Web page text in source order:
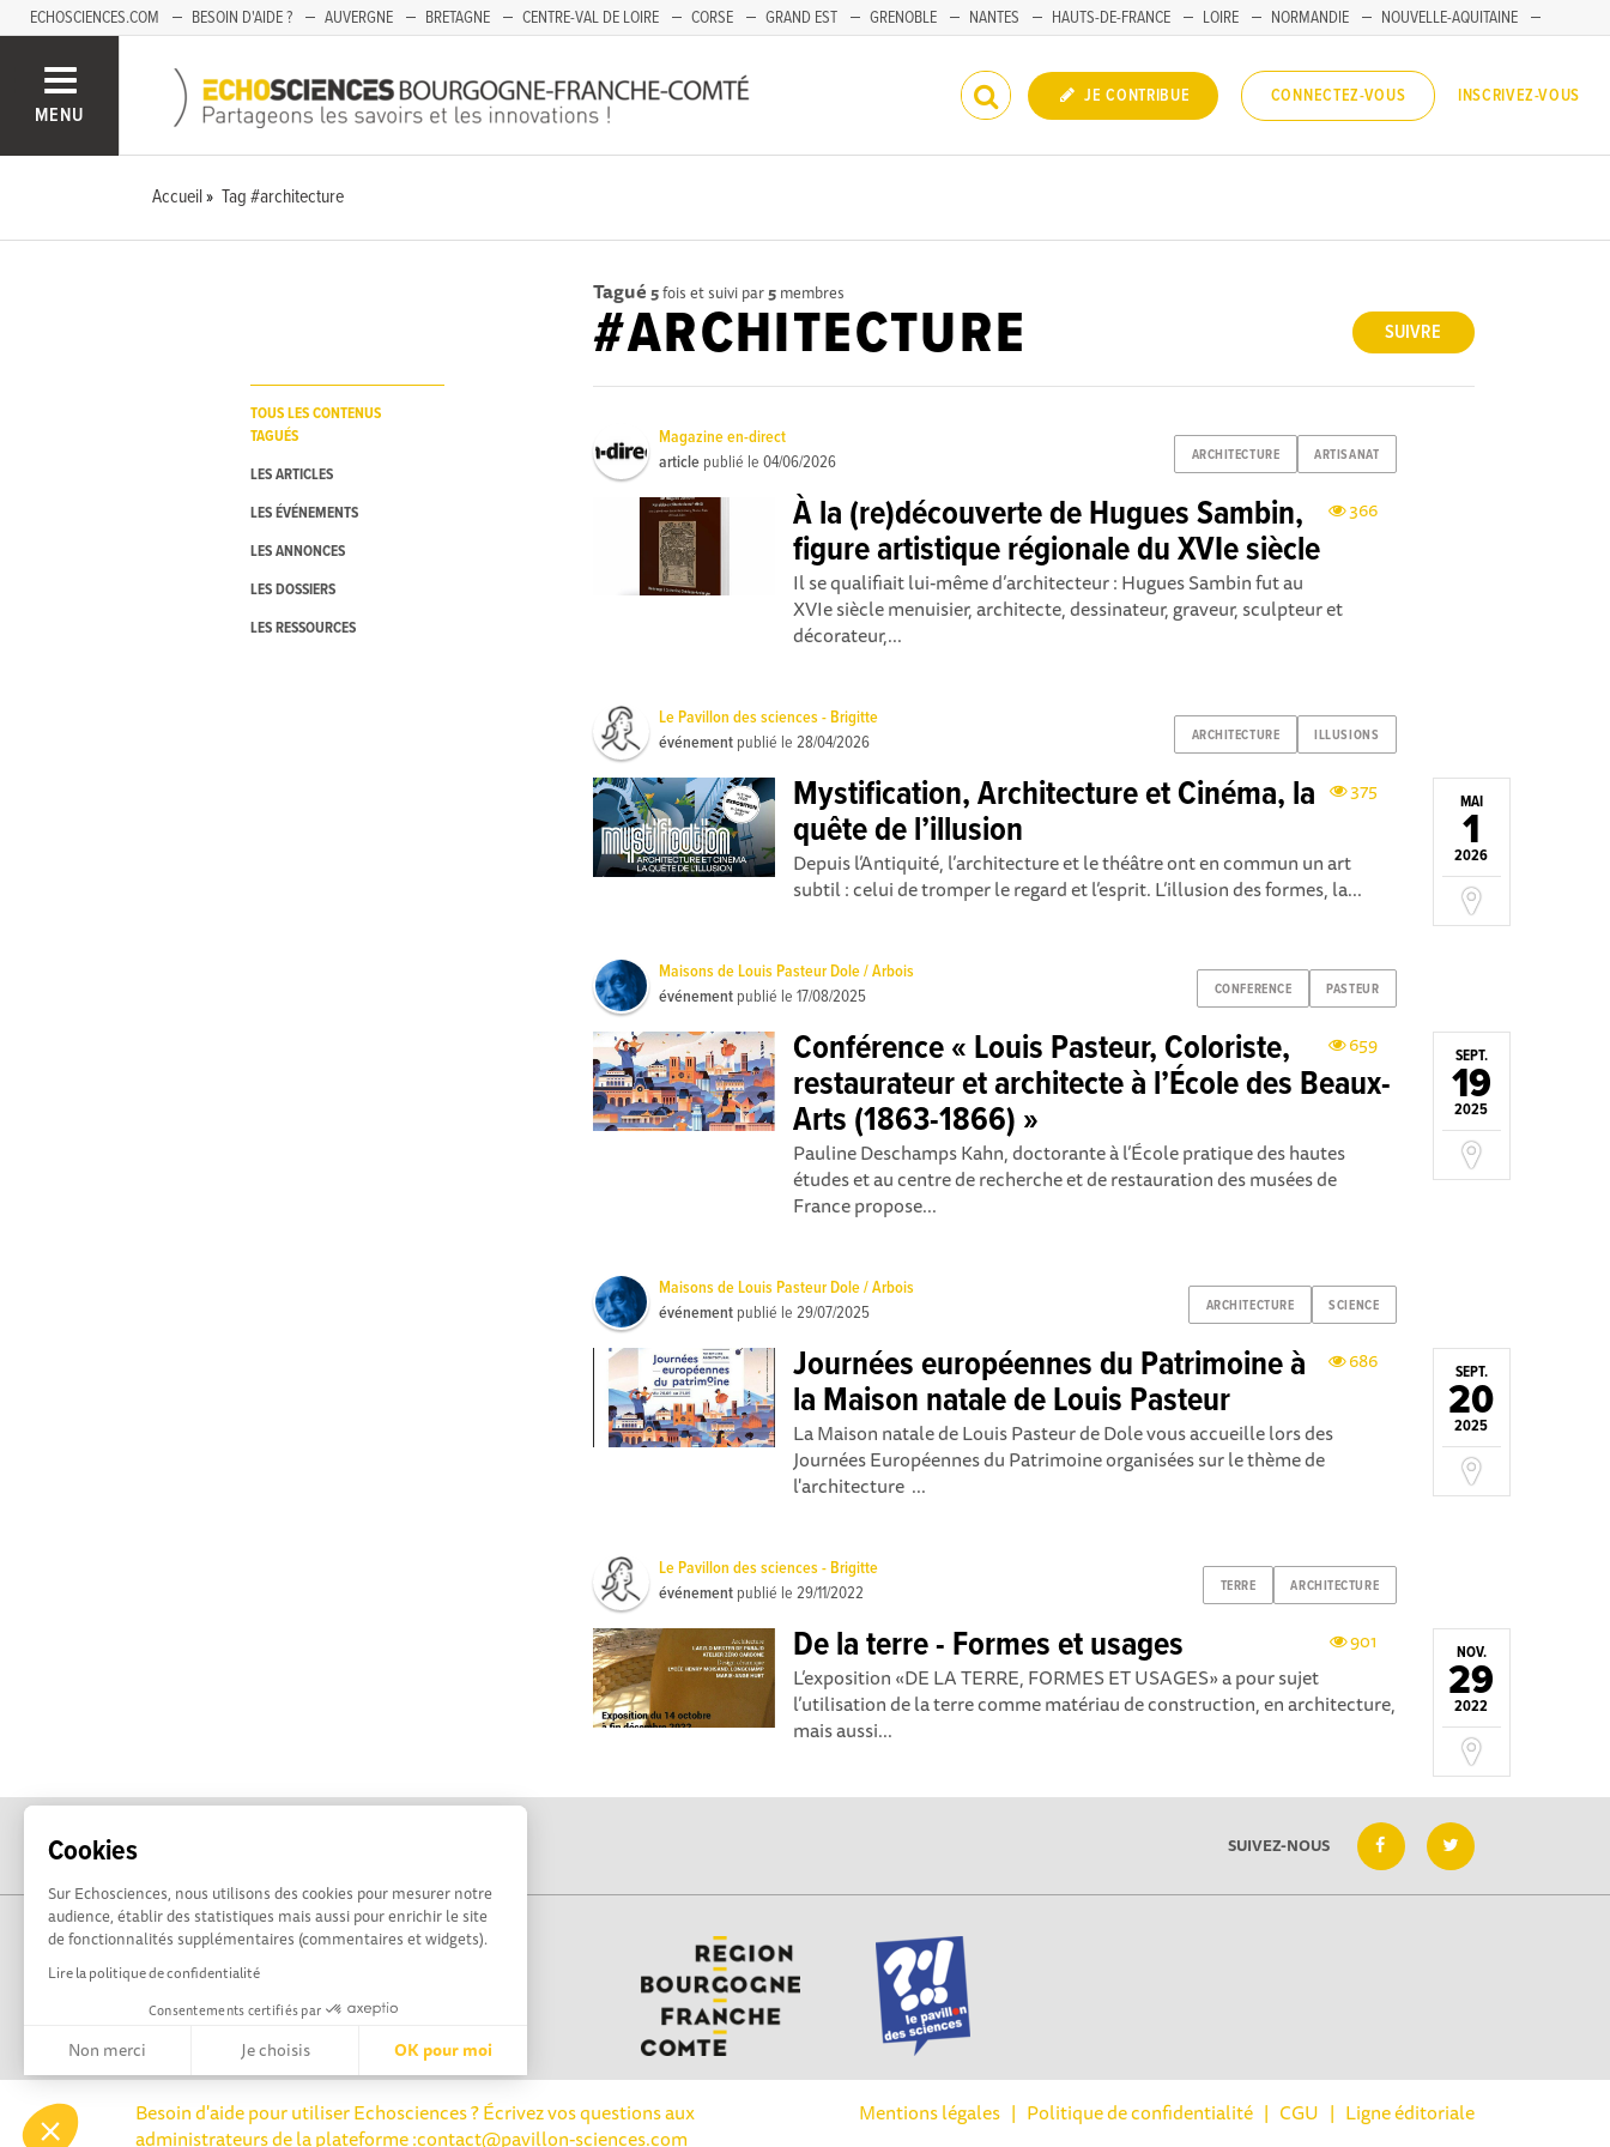
Cookies
Sur Echosciences, nous utilisons des cookies pour mesurer notre
audience, établir des statistiques mais aussi pour enrichir le site
de fonctionnalités supplémentaires (commentaires et widgets).
Lire la politique de confidentialité
Consentements certifiés par
Non merci Je choisis OK pour moi
Plateforme de Gestion du Consentement : Personnalisez vos Options
ECHOSCIENCES.COM BESOIN D'AIDE ? AUVERGNE BRETAGNE CENTRE-VAL DE LOIRE CORSE GRAND EST GRENOBLE NANTES HAUTS-DE-FRANCE LOIRE NORMANDIE
NOUVELLE-AQUITAINE
MENU
JE CONTRIBUE CONNECTEZ-VOUS INSCRIVEZ-VOUS
Accueil Tag #architecture
TOUS LES CONTENUS
TAGUÉS
LES ARTICLES
LES ÉVÉNEMENTS
LES ANNONCES
LES DOSSIERS
LES RESSOURCES
Tagué 5fois et suivi par5 membres
SUIVRE
#ARCHITECTURE
ARCHITECTURE ARTISANAT
Magazine en-direct
article publié le04/06/2026
366
À la (re)découverte de Hugues Sambin,
figure artistique régionale du XVIe siècle
Il se qualifiait lui-même d’architecteur : Hugues Sambin fut au
XVIe siècle menuisier, architecte, dessinateur, graveur, sculpteur et
décorateur,...
ARCHITECTURE ILLUSIONS
Le Pavillon des sciences - Brigitte
événement publié le28/04/2026
MAI
1
2026
375
Mystification, Architecture et Cinéma, la
quête de l’illusion
Depuis l’Antiquité, l’architecture et le théâtre ont en commun un art
subtil : celui de tromper le regard et l’esprit. L’illusion des formes, la...
CONFERENCE PASTEUR
Maisons de Louis Pasteur Dole / Arbois
événement publié le17/08/2025
SEPT.
19
2025
659
Conférence « Louis Pasteur, Coloriste,
restaurateur et architecte à l’École des Beaux-
Arts (1863-1866) »
Pauline Deschamps Kahn, doctorante à l’École pratique des hautes
études et au centre de recherche et de restauration des musées de
France propose...
ARCHITECTURE SCIENCE
Maisons de Louis Pasteur Dole / Arbois
événement publié le29/07/2025
SEPT.
20
2025
686
Journées européennes du Patrimoine à
la Maison natale de Louis Pasteur
La Maison natale de Louis Pasteur de Dole vous accueille lors des
Journées Européennes du Patrimoine organisées sur le thème de
l'architecture ...
TERRE ARCHITECTURE
Le Pavillon des sciences - Brigitte
événement publié le29/11/2022
NOV.
29
2022
901
De la terre - Formes et usages
L’exposition «DE LA TERRE, FORMES ET USAGES» a pour sujet
l’utilisation de la terre comme matériau de construction, en architecture,
mais aussi...
SUIVEZ-NOUS
Besoin d'aide pour utiliser Echosciences ? Écrivez vos questions aux
administrateurs de la plateforme :contact@pavillon-sciences.com
Mentions légales| Politique de confidentialité| CGU | Ligne éditoriale